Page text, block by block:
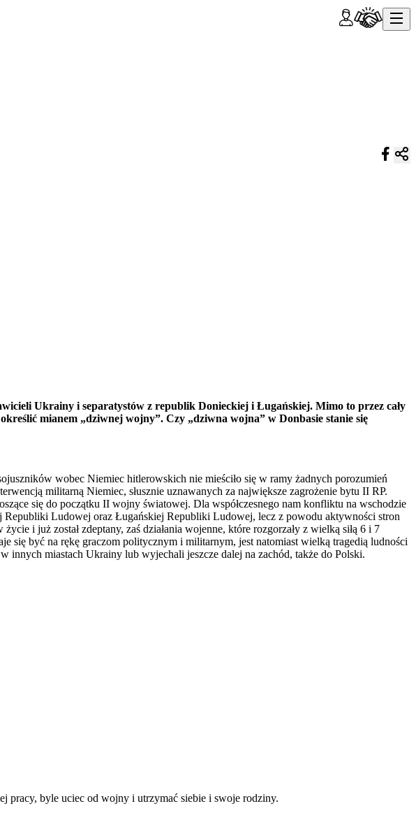
Ukrainy i separatystów z republik Donieckiej i Ługańskiej. Mimo to przez cały
mianem „dziwnej wojny”. Czy „dziwna wojna” w Donbasie stanie się
wobec Niemiec hitlerowskich nie mieściło się w ramy żadnych porozumień
militarną Niemiec, słusznie uznawanych za największe zagrożenie bytu II RP.
się do początku II wojny światowej. Dla współczesnego nam konfliktu na wschodzie
Ludowej oraz Ługańskiej Republiki Ludowej, lecz z powodu aktywności stron
i już został zdeptany, zaś działania wojenne, które rozgorzały z wielką siłą 6 i 7
być na rękę graczom politycznym i militarnym, jest natomiast wielką tragedią ludności
miastach Ukrainy lub wyjechali jeszcze dalej na zachód, także do Polski.
pracy, byle uciec od wojny i utrzymać siebie i swoje rodziny.